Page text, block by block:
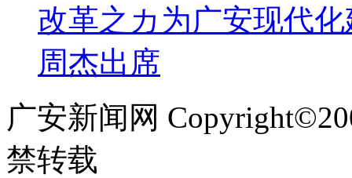
改革之カ为广安现代
周杰出席
广安新闻网
禁转载